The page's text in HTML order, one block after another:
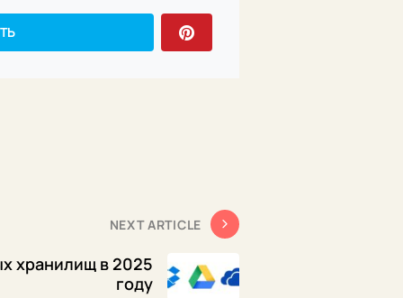
NEXT ARTICLE
хранилищ в 2025
году